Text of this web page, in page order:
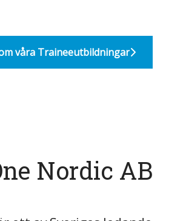
våra Traineeutbildningar
Nordic AB